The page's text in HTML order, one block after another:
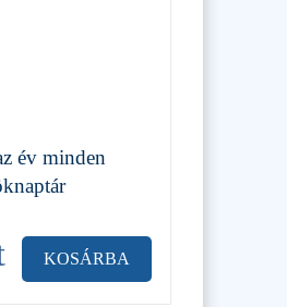
év minden
KOSÁRBA